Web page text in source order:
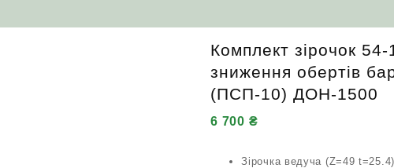
Комплект зірочок
зниження обертів
(ПСП-10) ДОН-1500
6 700 ₴
Зірочка ведуча (Z=49